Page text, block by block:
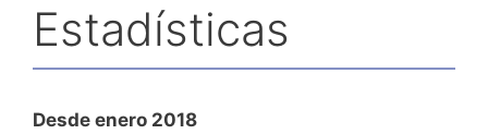
Estadísticas
Desde enero 2018